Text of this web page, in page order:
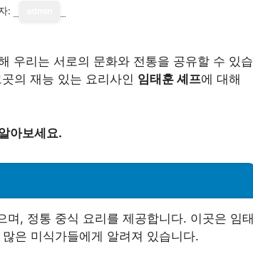
:
의 재능 있는 요리사인 임태훈 셰프에 대해
아보세요.
, 정통 중식 요리를 제공합니다. 이곳은 임태
은 미식가들에게 알려져 있습니다.